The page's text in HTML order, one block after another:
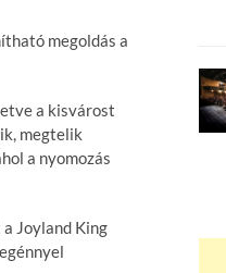
megoldás a
a kisvárost
megtelik
a nyomozás
Joyland King